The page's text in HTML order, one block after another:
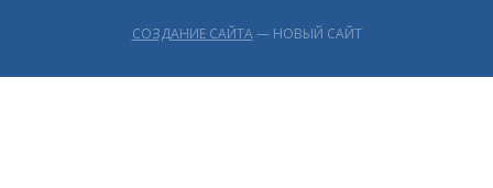
СОЗДАНИЕ САЙТА— НОВЫЙ САЙТ